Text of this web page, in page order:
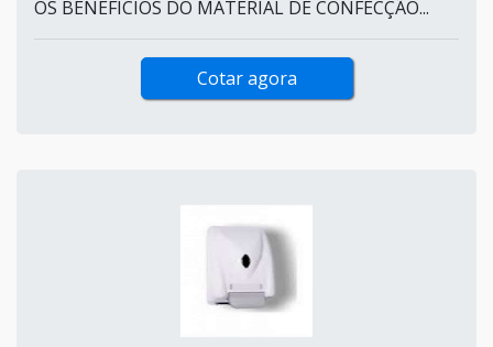
OS BENEFÍCIOS DO MATERIAL DE CONFECÇÃO...
Cotar agora